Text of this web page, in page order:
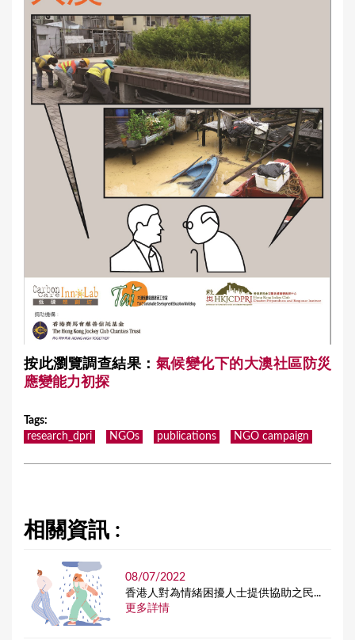
按此瀏覽調查結果： 氣候變化下的大澳社區防災
應變能力初探
Tags:
research_dpri
NGOs publications NGO campaign
相關資訊 :
08/07/2022
香港人對為情緒困擾人士提供協助之民...
更多詳情